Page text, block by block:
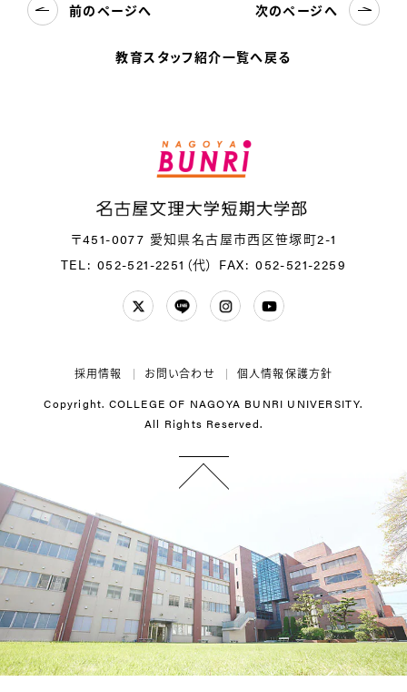
教育スタッフ紹介一覧へ戻る
前のページへ 次のページへ
〒451-0077 愛知県名古屋市西区笹塚町2-1
TEL: 052-521-2251（代） FAX: 052-521-2259
個人情報保護方針
お問い合わせ
採用情報
Copyright. COLLEGE OF NAGOYA BUNRI UNIVERSITY.
All Rights Reserved.